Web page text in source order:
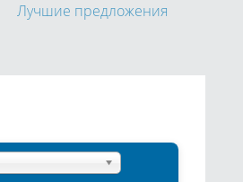
Лучшие предложения